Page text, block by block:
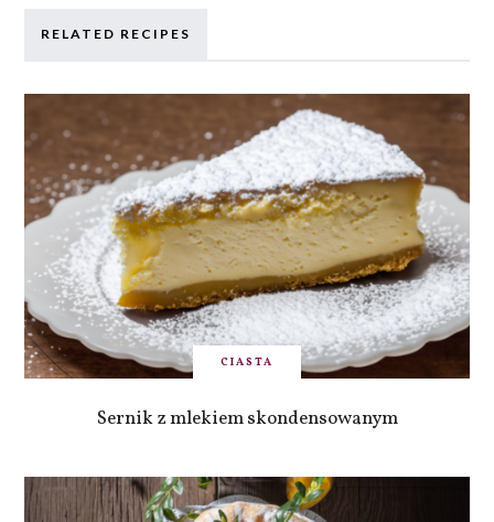
RELATED RECIPES
CIASTA
Sernik z mlekiem skondensowanym